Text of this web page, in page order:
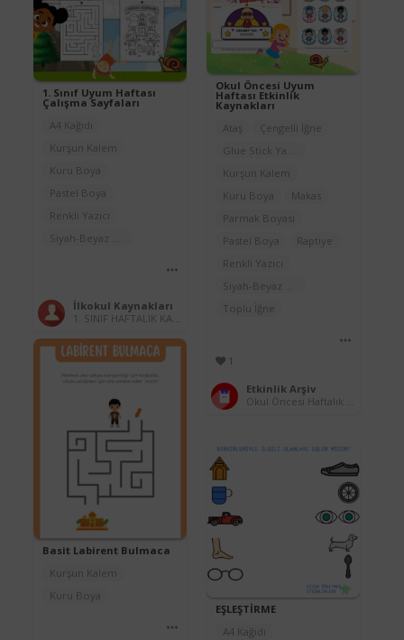
Okul Öncesi Uyum
Haftası Etkinlik
Kaynakları
Ataş
Çengelli İğne
Kurşun Kalem
Kuru Boya
Makas
Parmak Boyası
Pastel Boya
Raptiye
Renkli Yazıcı
Toplu İğne
1
Etkinlik Arşiv
1. Sınıf Uyum Haftası
Çalışma Sayfaları
A4 Kağıdı
Kurşun Kalem
Kuru Boya
Pastel Boya
Renkli Yazıcı
İlkokul Kaynakları
Basit Labirent Bulmaca
Kurşun Kalem
Kuru Boya
EŞLEŞTİRME
A4 Kağıdı